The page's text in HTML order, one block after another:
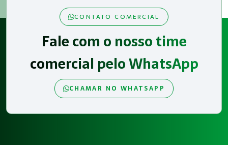
CONTATO COMERCIAL
Fale com o nosso time
comercial pelo WhatsApp
CHAMAR NO WHATSAPP